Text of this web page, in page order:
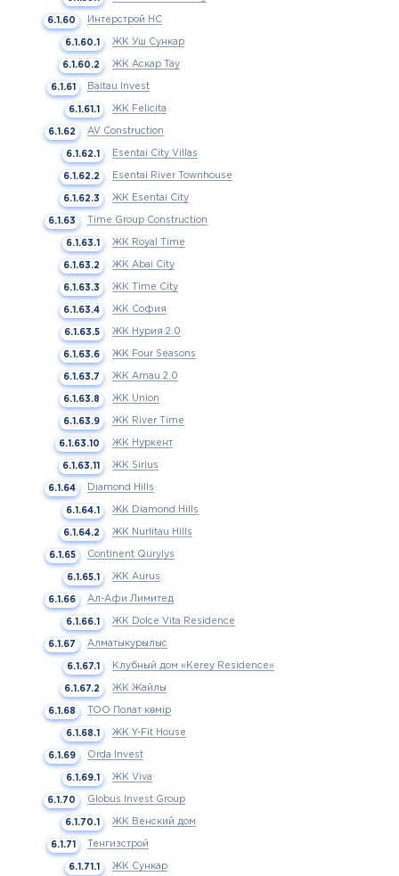
Интерстрой НС
ЖК Уш Сункар
ЖК Аскар Тау
Baitau Invest
ЖК Felicita
AV Construction
Esentai City Villas
Esentai River Townhouse
ЖК Esentai City
Time Group Construction
ЖК Royal Time
ЖК Abai City
ЖК Time City
ЖК София
ЖК Нурия 2.0
ЖК Four Seasons
ЖК Arnau 2.0
ЖК Union
ЖК River Time
ЖК Нуркент
ЖК Sirius
Diamond Hills
ЖК Diamond Hills
ЖК Nurlitau Hills
Continent Qurylys
ЖК Aurus
Ал-Афи Лимитед
ЖК Dolce Vita Residence
Алматыкурылыс
Клубный дом «Kerey Residence»
ЖК Жайлы
ТОО Полат көмір
ЖК Y-Fit House
Orda Invest
ЖК Viva
Globus Invest Group
ЖК Венский дом
Тенгизстрой
ЖК Сункар